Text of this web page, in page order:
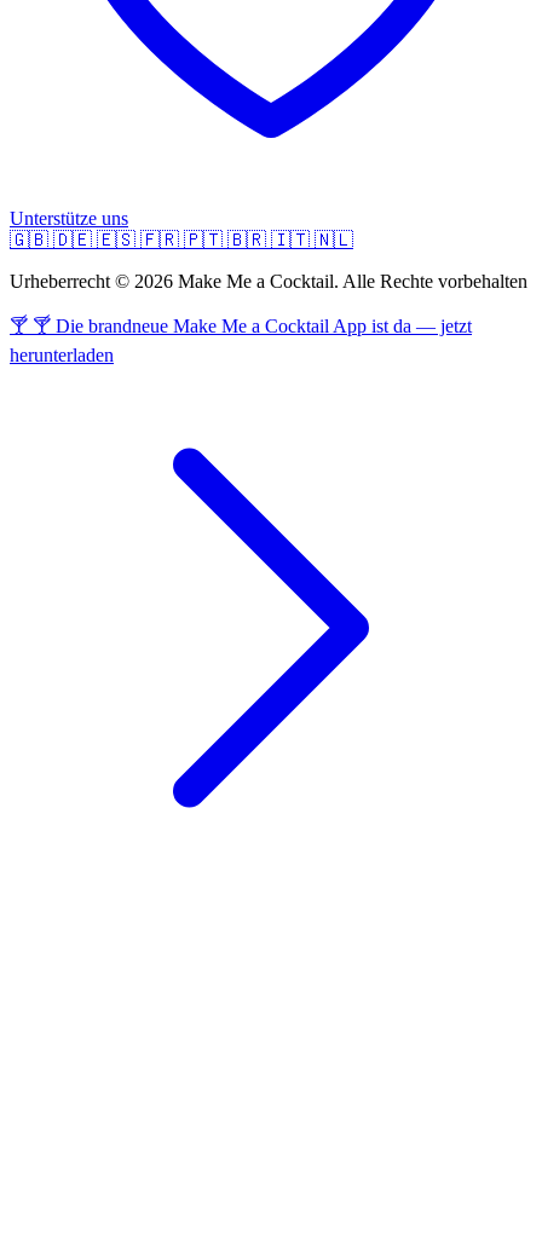
Unterstütze uns
🇬🇧 🇩🇪 🇪🇸 🇫🇷 🇵🇹 🇧🇷 🇮🇹 🇳🇱
Urheberrecht © 2026 Make Me a Cocktail. Alle Rechte vorbehalten
🍸 🍸 Die brandneue Make Me a Cocktail App ist da — jetzt
herunterladen